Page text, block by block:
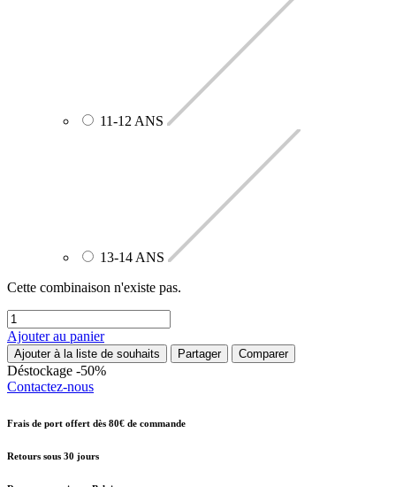
11-12 ANS
13-14 ANS
Cette combinaison n'existe pas.
Ajouter au panier
Ajouter à la liste de souhaits Partager Comparer
Déstockage -50%
Contactez-nous
Frais de port offert dès 80€ de commande
Retours sous 30 jours